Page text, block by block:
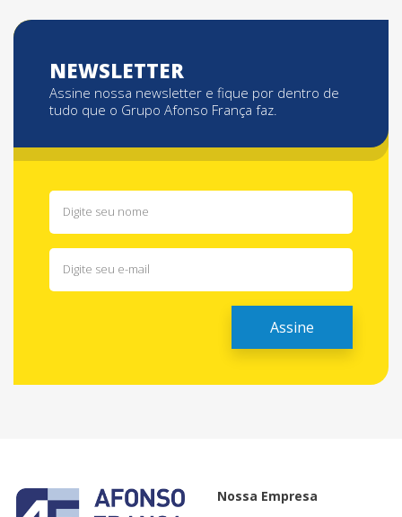
NEWSLETTER
Assine nossa newsletter e fique por dentro de
tudo que o Grupo Afonso França faz.
Nossa Empresa